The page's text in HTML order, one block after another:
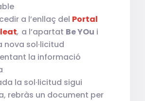
a l’enllaç del Portal
, a l’apartat Be YOu i
nova sol·licitud
la informació
la sol·licitud sigui
rebràs un document per